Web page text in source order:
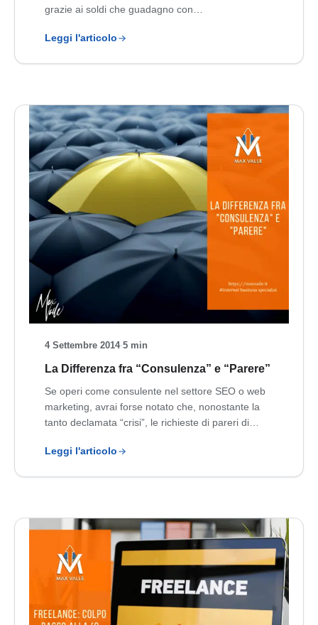
grazie ai soldi che guadagno con…
Leggi l'articolo
4 Settembre 2014·5 min
La Differenza fra “Consulenza” e “Parere”
Se operi come consulente nel settore SEO o web
marketing, avrai forse notato che, nonostante la
tanto declamata “crisi”, le richieste di pareri di…
Leggi l'articolo